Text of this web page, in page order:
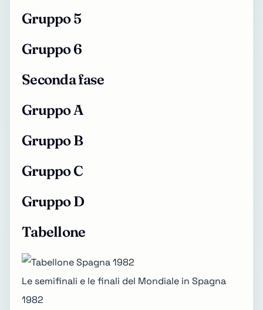
Gruppo 5
Gruppo 6
Seconda fase
Gruppo A
Gruppo B
Gruppo C
Gruppo D
Tabellone
Le semifinali e le finali del Mondiale in Spagna
1982